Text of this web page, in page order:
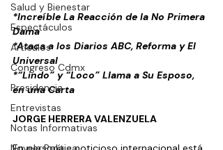
Salud y Bienestar
Espectáculos
Artículos
Congreso Cdmx
Presidencia
Entrevistas
Notas Informativas
*Increíble La Reacción de la No Primera
Dama
*Ataca a los Diarios ABC, Reforma y El
Universal
*“Lindo” y “Loco” Llama a Su Esposo,
en una Carta
JORGE HERRERA VALENZUELA